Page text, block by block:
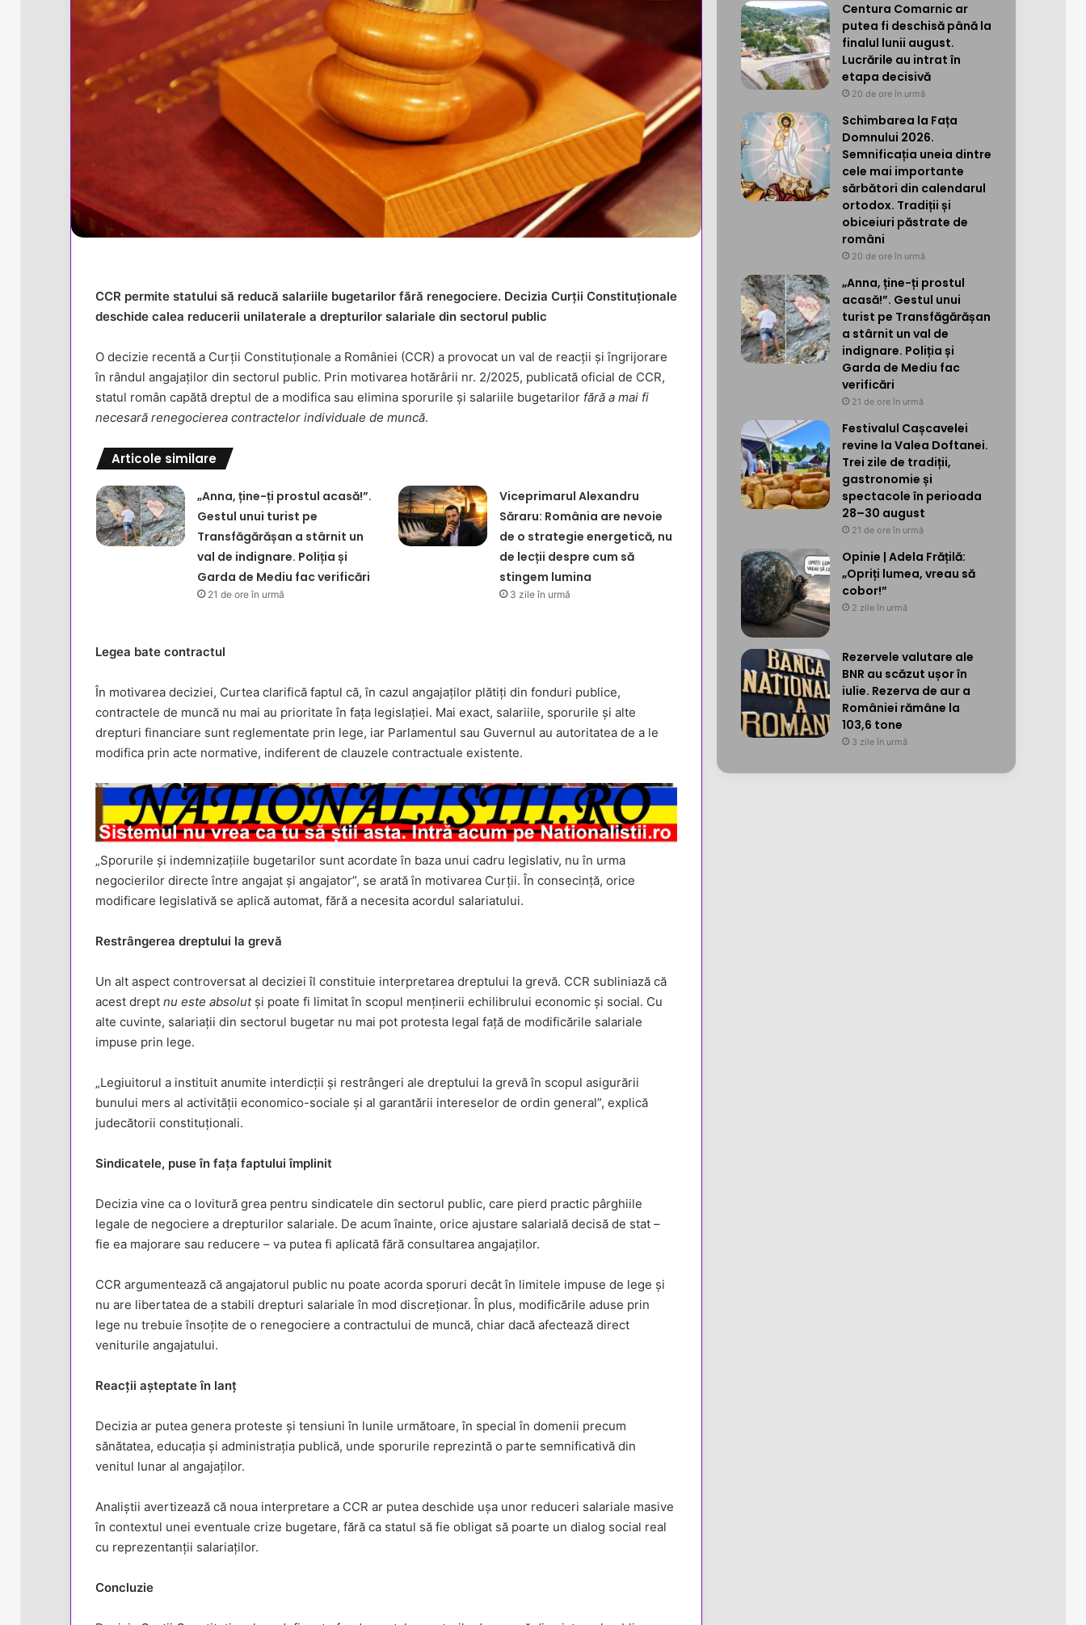
CCR permite statului să reducă salariile bugetarilor fără renegociere. Decizia Curții Constituționale
deschide calea reducerii unilaterale a drepturilor salariale din sectorul public
O decizie recentă a Curții Constituționale a României (CCR) a provocat un val de reacții și îngrijorare
în rândul angajaților din sectorul public. Prin motivarea hotărârii nr. 2/2025, publicată oficial de CCR,
statul român capătă dreptul de a modifica sau elimina sporurile și salariile bugetarilor fără a mai fi
necesară renegocierea contractelor individuale de muncă.
Articole similare
„Anna, ține-ți prostul acasă!”.
Gestul unui turist pe
Transfăgărășan a stârnit un
val de indignare. Poliția și
Garda de Mediu fac verificări
21 de ore în urmă
Viceprimarul Alexandru
Săraru: România are nevoie
de o strategie energetică, nu
de lecții despre cum să
stingem lumina
3 zile în urmă
Legea bate contractul
În motivarea deciziei, Curtea clarifică faptul că, în cazul angajaților plătiți din fonduri publice,
contractele de muncă nu mai au prioritate în fața legislației. Mai exact, salariile, sporurile și alte
drepturi financiare sunt reglementate prin lege, iar Parlamentul sau Guvernul au autoritatea de a le
modifica prin acte normative, indiferent de clauzele contractuale existente.
„Sporurile și indemnizațiile bugetarilor sunt acordate în baza unui cadru legislativ, nu în urma
negocierilor directe între angajat și angajator”, se arată în motivarea Curții. În consecință, orice
modificare legislativă se aplică automat, fără a necesita acordul salariatului.
Restrângerea dreptului la grevă
Un alt aspect controversat al deciziei îl constituie interpretarea dreptului la grevă. CCR subliniază că
acest drept nu este absolutși poate fi limitat în scopul menținerii echilibrului economic și social. Cu
alte cuvinte, salariații din sectorul bugetar nu mai pot protesta legal față de modificările salariale
impuse prin lege.
„Legiuitorul a instituit anumite interdicții și restrângeri ale dreptului la grevă în scopul asigurării
bunului mers al activității economico-sociale și al garantării intereselor de ordin general”, explică
judecătorii constituționali.
Sindicatele, puse în fața faptului împlinit
Decizia vine ca o lovitură grea pentru sindicatele din sectorul public, care pierd practic pârghiile
legale de negociere a drepturilor salariale. De acum înainte, orice ajustare salarială decisă de stat –
fie ea majorare sau reducere – va putea fi aplicată fără consultarea angajaților.
CCR argumentează că angajatorul public nu poate acorda sporuri decât în limitele impuse de lege și
nu are libertatea de a stabili drepturi salariale în mod discreționar. În plus, modificările aduse prin
lege nu trebuie însoțite de o renegociere a contractului de muncă, chiar dacă afectează direct
veniturile angajatului.
Reacții așteptate în lanț
Decizia ar putea genera proteste și tensiuni în lunile următoare, în special în domenii precum
sănătatea, educația și administrația publică, unde sporurile reprezintă o parte semnificativă din
venitul lunar al angajaților.
Analiștii avertizează că noua interpretare a CCR ar putea deschide ușa unor reduceri salariale masive
în contextul unei eventuale crize bugetare, fără ca statul să fie obligat să poarte un dialog social real
cu reprezentanții salariaților.
Concluzie
Centura Comarnic ar
putea fi deschisă până la
finalul lunii august.
Lucrările au intrat în
etapa decisivă
20 de ore în urmă
Schimbarea la Fața
Domnului 2026.
Semnificația uneia dintre
cele mai importante
sărbători din calendarul
ortodox. Tradiții și
obiceiuri păstrate de
români
20 de ore în urmă
„Anna, ține-ți prostul
acasă!”. Gestul unui
turist pe Transfăgărășan
a stârnit un val de
indignare. Poliția și
Garda de Mediu fac
verificări
21 de ore în urmă
Festivalul Cașcavelei
revine la Valea Doftanei.
Trei zile de tradiții,
gastronomie și
spectacole în perioada
28–30 august
21 de ore în urmă
Opinie | Adela Frățilă:
„Opriți lumea, vreau să
cobor!”
2 zile în urmă
Rezervele valutare ale
BNR au scăzut ușor în
iulie. Rezerva de aur a
României rămâne la
103,6 tone
3 zile în urmă